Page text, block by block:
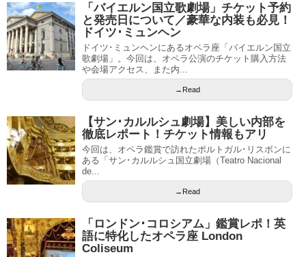
「バイエルン国立歌劇場」チケット予約
と発売日について／豪華な内装も必見！
ドイツ･ミュンヘン
ドイツ･ミュンヘンにあるオペラ座「バイエルン国立
歌劇場」。今回は、オペラ公演のチケット購入方法
や会場アクセス、また内...
→Read
【サン･カルルシュ劇場】美しい内部を
徹底レポート！チケット情報もアリ
今回は、オペラ鑑賞で訪れたポルトガル･リスボンに
ある「サン･カルルシュ国立劇場（Teatro Nacional
de...
→Read
「ロンドン･コロシアム」鑑賞レポ！英
語に特化したオペラ座 London
Coliseum